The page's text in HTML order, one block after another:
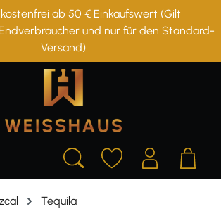
ab 50 € Einkaufswert (Gilt
und nur für den Standard-
Versand)
Tequila